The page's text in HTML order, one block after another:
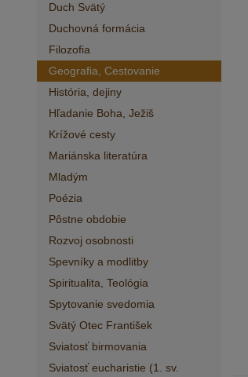
Duch Svätý
Duchovná formácia
Filozofia
Geografia, Cestovanie
História, dejiny
Hľadanie Boha, Ježiš
Krížové cesty
Mariánska literatúra
Mladým
Poézia
Pôstne obdobie
Rozvoj osobnosti
Spevníky a modlitby
Spiritualita, Teológia
Spytovanie svedomia
Svätý Otec František
Sviatosť birmovania
Sviatosť eucharistie (1. sv.